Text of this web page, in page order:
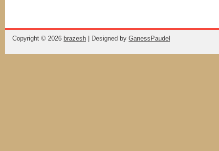
Copyright © 2026 brazesh | Designed by GanessPaudel